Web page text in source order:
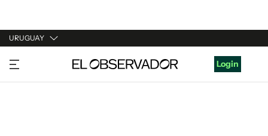
URUGUAY
URUGUAY
ARGENTINA
Login